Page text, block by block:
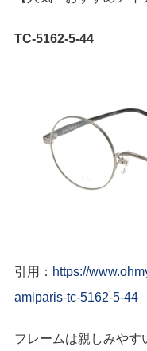
TC-5162-5-44
引用： https://
amiparis-tc-5162-5-44
フレームは親しみやす